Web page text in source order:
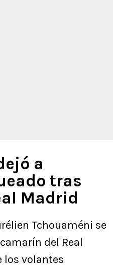
a
tras
Madrid
Tchouaméni se
del Real
los volantes